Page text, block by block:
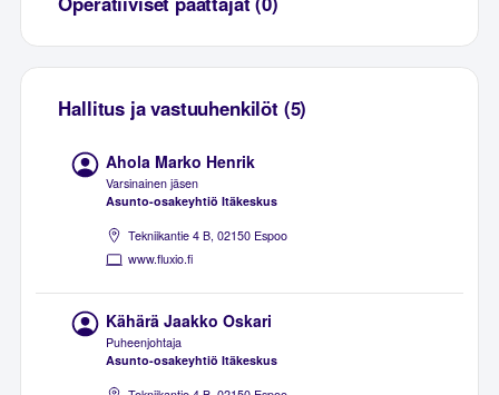
Hallitus ja vastuuhenkilöt (5)
Ahola Marko Henrik
Varsinainen jäsen
Asunto-osakeyhtiö Itäkeskus
Tekniikantie 4 B, 02150 Espoo
www.fluxio.fi
Kähärä Jaakko Oskari
Puheenjohtaja
Asunto-osakeyhtiö Itäkeskus